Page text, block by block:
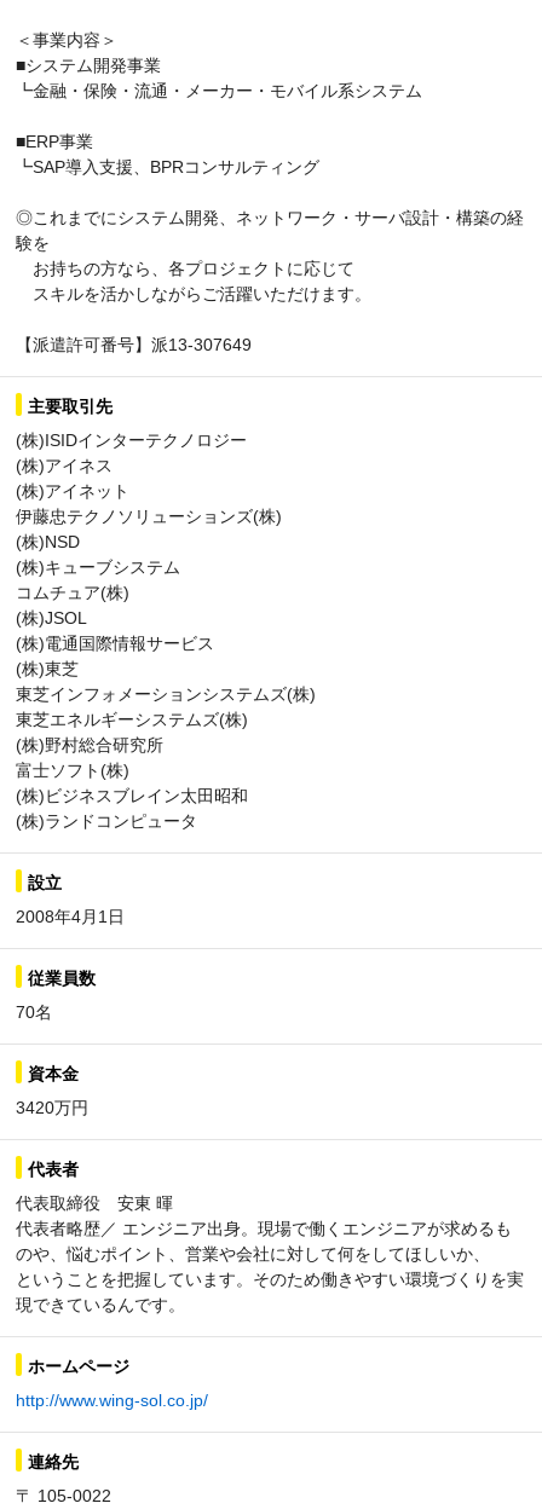
＜事業内容＞
■システム開発事業
┗金融・保険・流通・メーカー・モバイル系システム
■ERP事業
┗SAP導入支援、BPRコンサルティング
◎これまでにシステム開発、ネットワーク・サーバ設計・構築の経
験を
お持ちの方なら、各プロジェクトに応じて
スキルを活かしながらご活躍いただけます。
【派遣許可番号】派13-307649
主要取引先
(株)ISIDインターテクノロジー
(株)アイネス
(株)アイネット
伊藤忠テクノソリューションズ(株)
(株)NSD
(株)キューブシステム
コムチュア(株)
(株)JSOL
(株)電通国際情報サービス
(株)東芝
東芝インフォメーションシステムズ(株)
東芝エネルギーシステムズ(株)
(株)野村総合研究所
富士ソフト(株)
(株)ビジネスブレイン太田昭和
(株)ランドコンピュータ
設立
2008年4月1日
従業員数
70名
資本金
3420万円
代表者
代表取締役 安東 暉
代表者略歴／ エンジニア出身。現場で働くエンジニアが求めるも
のや、悩むポイント、営業や会社に対して何をしてほしいか、
ということを把握しています。そのため働きやすい環境づくりを実
現できているんです。
ホームページ
http://www.wing-sol.co.jp/
連絡先
〒 105-0022